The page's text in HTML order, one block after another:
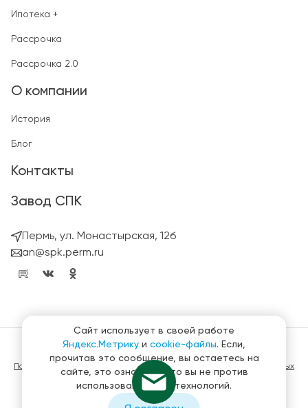
Ипотека +
Рассрочка
Рассрочка 2.0
О компании
История
Блог
Контакты
Завод СПК
Пермь, ул. Монастырская, 12б
an@spk.perm.ru
© ГК СтройПанельКомплект 2023 – 2026
Политика конфиденциальности в отношении обработки персональных
данных
Материалы, представленные на сайте не являются публичной
офертой
Сайт использует в своей работе
Яндекс.Метрику и cookie-файлы. Если,
прочитав это сообщение, вы остаетесь на
сайте, это означает, что вы не против
использования этих технологий.